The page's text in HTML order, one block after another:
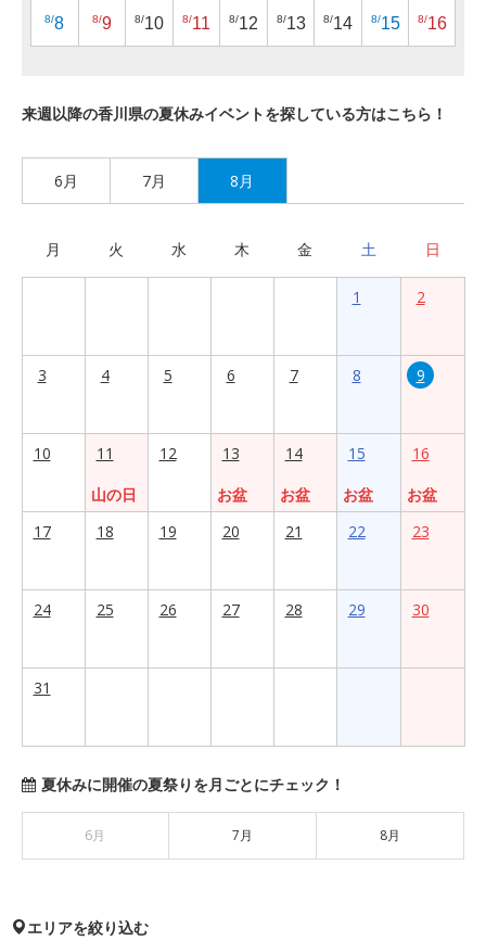
8/8 8/9 8/10 8/11 8/12 8/13 8/14 8/15 8/16
来週以降の香川県の夏休みイベントを探している方はこちら！
6月 7月 8月
月 火 水 木 金 土 日
1 2
3 4 5 6 7 8 9
10
11
山の日
12
13
お盆
14
お盆
15
お盆
16
お盆
17
18 19 20 21 22 23
24 25 26 27 28 29 30
31
夏休みに開催の夏祭りを月ごとにチェック！
6月 7月 8月
エリアを絞り込む